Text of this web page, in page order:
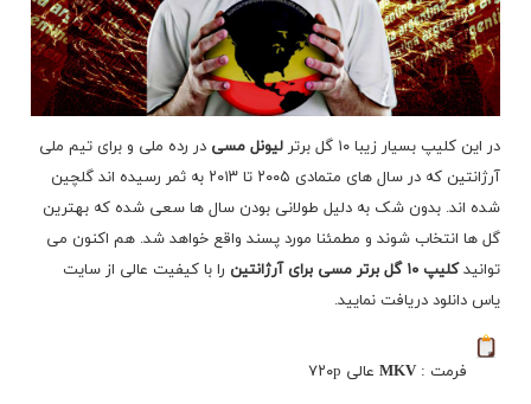
در این کلیپ بسیار زیبا ۱۰ گل برتر لیونل مسی در رده ملی و برای تیم ملی
آرژانتین که در سال های متمادی ۲۰۰۵ تا ۲۰۱۳ به ثمر رسیده اند گلچین
شده اند. بدون شک به دلیل طولانی بودن سال ها سعی شده که بهترین
گل ها انتخاب شوند و مطمئنا مورد پسند واقع خواهد شد. هم اکنون می
توانیدکلیپ ۱۰ گل برتر مسی برای آرژانتین
را با کیفیت عالی از سایت
یاس دانلود دریافت نمایید.
فرمت :MKV عالی ۷۲۰p